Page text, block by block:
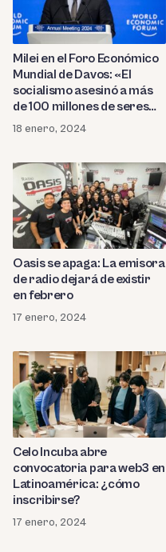
Milei en el Foro Económico
Mundial de Davos: «El
socialismo asesinó a más
de 100 millones de seres
humanos»
18 enero, 2024
Oasis se apaga: La emisora
de radio dejará de existir
en febrero
17 enero, 2024
Celo Incuba abre
convocatoria para web3 en
Latinoamérica: ¿cómo
inscribirse?
17 enero, 2024